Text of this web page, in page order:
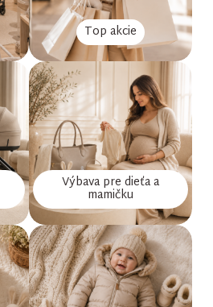
Top akcie
Výbava pre dieťa a
mamičku